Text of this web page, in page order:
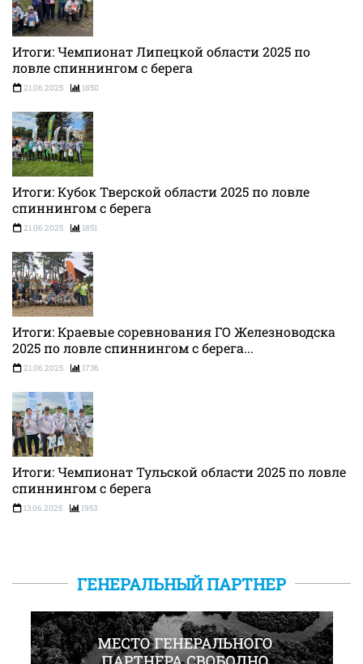
Итоги: Чемпионат Липецкой области 2025 по
ловле спиннингом с берега
21.06.2025 1850
Итоги: Кубок Тверской области 2025 по ловле
спиннингом с берега
21.06.2025 1851
Итоги: Краевые соревнования ГО Железноводска
2025 по ловле спиннингом с берега...
21.06.2025 1736
Итоги: Чемпионат Тульской области 2025 по ловле
спиннингом с берега
13.06.2025 1953
ГЕНЕРАЛЬНЫЙ ПАРТНЕР